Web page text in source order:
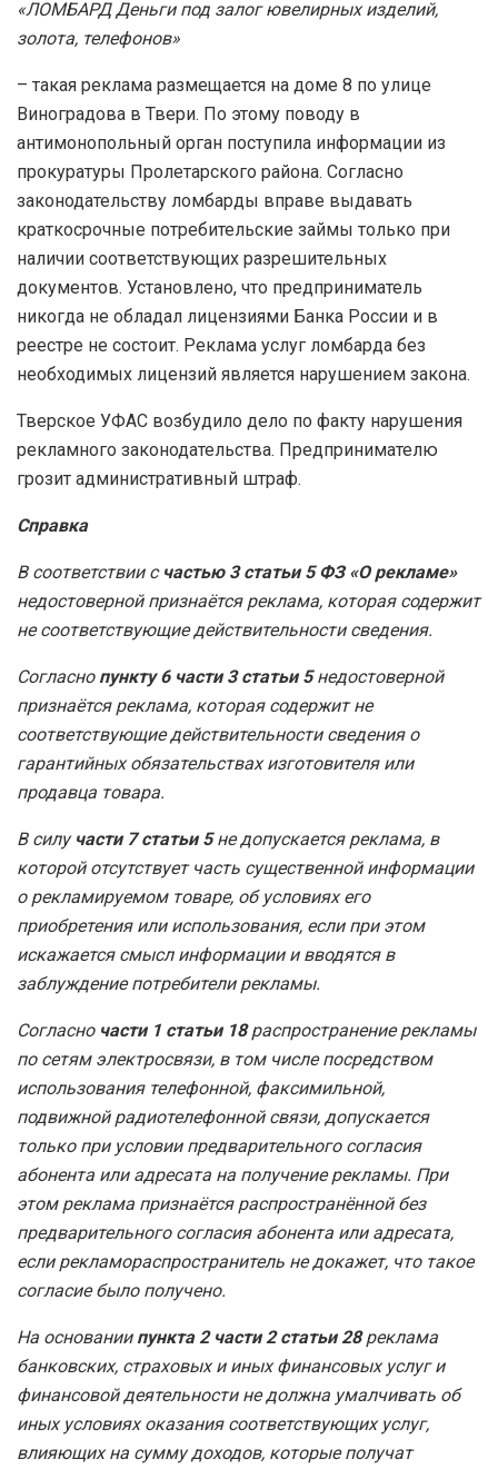
«ЛОМБАРД Деньги под залог ювелирных изделий,
золота, телефонов»
– такая реклама размещается на доме 8 по улице
Виноградова в Твери. По этому поводу в
антимонопольный орган поступила информации из
прокуратуры Пролетарского района. Согласно
законодательству ломбарды вправе выдавать
краткосрочные потребительские займы только при
наличии соответствующих разрешительных
документов. Установлено, что предприниматель
никогда не обладал лицензиями Банка России и в
реестре не состоит. Реклама услуг ломбарда без
необходимых лицензий является нарушением закона.
Тверское УФАС возбудило дело по факту нарушения
рекламного законодательства. Предпринимателю
грозит административный штраф.
Справка
В соответствии с частью 3 статьи 5 ФЗ «О рекламе»
недостоверной признаётся реклама, которая содержит
не соответствующие действительности сведения.
Согласно пункту 6 части 3 статьи 5недостоверной
признаётся реклама, которая содержит не
соответствующие действительности сведения о
гарантийных обязательствах изготовителя или
продавца товара.
В силу части 7 статьи 5не допускается реклама, в
которой отсутствует часть существенной информации
о рекламируемом товаре, об условиях его
приобретения или использования, если при этом
искажается смысл информации и вводятся в
заблуждение потребители рекламы.
Согласно части 1 статьи 18распространение рекламы
по сетям электросвязи, в том числе посредством
использования телефонной, факсимильной,
подвижной радиотелефонной связи, допускается
только при условии предварительного согласия
абонента или адресата на получение рекламы. При
этом реклама признаётся распространённой без
предварительного согласия абонента или адресата,
если рекламораспространитель не докажет, что такое
согласие было получено.
На основании пункта 2 части 2 статьи 28реклама
банковских, страховых и иных финансовых услуг и
финансовой деятельности не должна умалчивать об
иных условиях оказания соответствующих услуг,
влияющих на сумму доходов, которые получат